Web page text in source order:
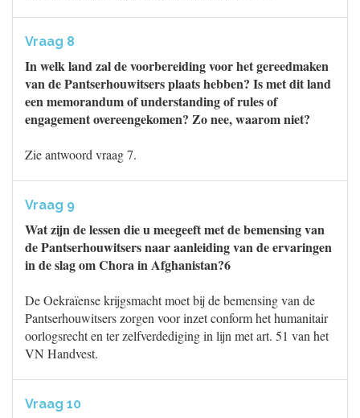
Vraag 8
In welk land zal de voorbereiding voor het gereedmaken
van de Pantserhouwitsers plaats hebben? Is met dit land
een memorandum of understanding of rules of
engagement overeengekomen? Zo nee, waarom niet?
Zie antwoord vraag 7.
Vraag 9
Wat zijn de lessen die u meegeeft met de bemensing van
de Pantserhouwitsers naar aanleiding van de ervaringen
in de slag om Chora in Afghanistan?6
De Oekraïense krijgsmacht moet bij de bemensing van de
Pantserhouwitsers zorgen voor inzet conform het humanitair
oorlogsrecht en ter zelfverdediging in lijn met art. 51 van het
VN Handvest.
Vraag 10